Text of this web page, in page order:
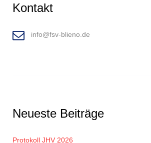
Kontakt
info@fsv-blieno.de
Neueste Beiträge
Protokoll JHV 2026